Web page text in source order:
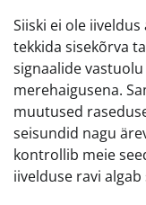
Siiski ei ole
tekkida sisekõrva
signaalide
merehaigusena.
muutused
seisundid nagu
kontrollib meie
iivelduse ravi